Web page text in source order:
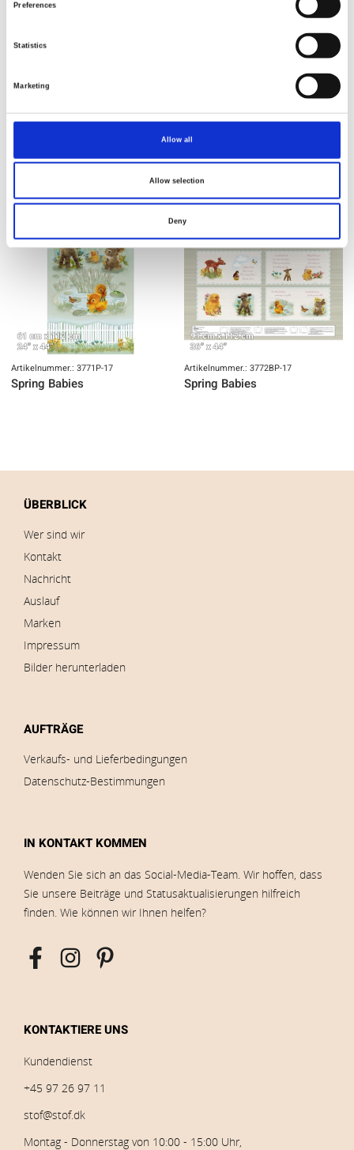
Preferences
Statistics
Marketing
Allow all
Allow selection
Deny
Artikelnummer.: 3769B-17
NEU
Artikelnummer.: 3771P-17
Spring Babies
NEU
Artikelnummer.: 3772BP-17
Spring Babies
ÜBERBLICK
Wer sind wir
Kontakt
Nachricht
Auslauf
Marken
Impressum
Bilder herunterladen
AUFTRÄGE
Verkaufs- und Lieferbedingungen
Datenschutz-Bestimmungen
IN KONTAKT KOMMEN
Wenden Sie sich an das Social-Media-Team. Wir hoffen, dass
Sie unsere Beiträge und Statusaktualisierungen hilfreich
finden. Wie können wir Ihnen helfen?
KONTAKTIERE UNS
Kundendienst
+45 97 26 97 11
stof@stof.dk
Montag - Donnerstag von 10:00 - 15:00 Uhr,